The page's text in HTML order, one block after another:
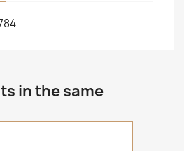
in the same